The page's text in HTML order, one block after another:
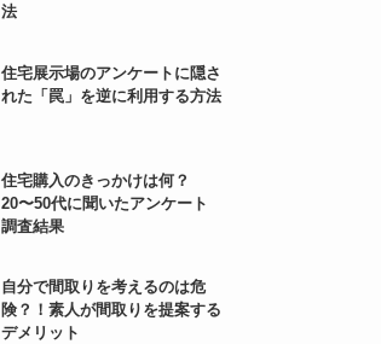
法
住宅展示場のアンケートに隠さ
れた「罠」を逆に利用する方法
住宅購入のきっかけは何？
20〜50代に聞いたアンケート
調査結果
自分で間取りを考えるのは危
険？！素人が間取りを提案する
デメリット